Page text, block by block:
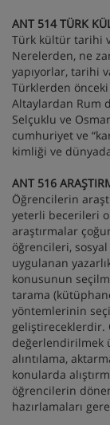
ANT 514 TÜRK
Türk kültür tarihi
Nerelerden, ne
yapıyorlar, tarihi
Türklerden önceki
Altaylardan Rum
Selçuklu ve
cumhuriyet ve
kimliği ve
ANT 516
Öğrencilerin
yeterli becerileri
araştırmalar
öğrencileri,
uygulanan
konusunun
tarama
yöntemlerinin
geliştireceklerdir.
değerlendirilmek
alıntılama,
konularda
öğrencilerin
hazırlamaları